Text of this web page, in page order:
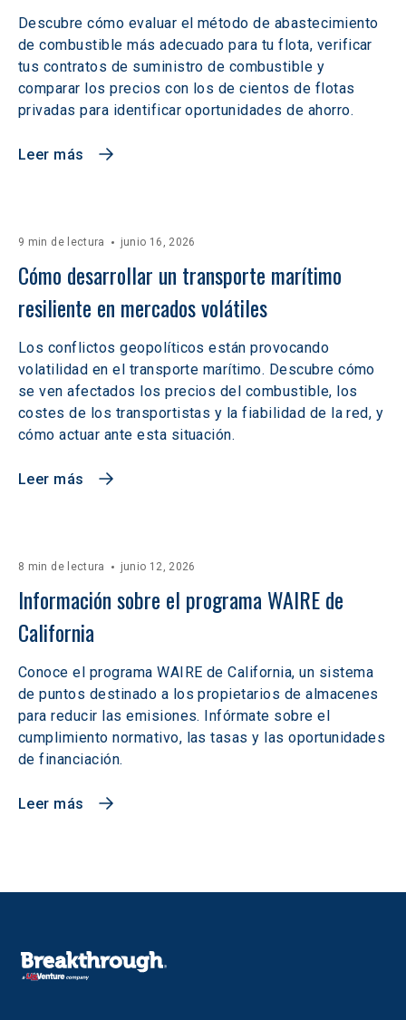
Descubre cómo evaluar el método de abastecimiento
de combustible más adecuado para tu flota, verificar
tus contratos de suministro de combustible y
comparar los precios con los de cientos de flotas
privadas para identificar oportunidades de ahorro.
Leer más
9 min de lectura junio 16, 2026
Cómo desarrollar un transporte marítimo
resiliente en mercados volátiles
Los conflictos geopolíticos están provocando
volatilidad en el transporte marítimo. Descubre cómo
se ven afectados los precios del combustible, los
costes de los transportistas y la fiabilidad de la red, y
cómo actuar ante esta situación.
Leer más
8 min de lectura junio 12, 2026
Información sobre el programa WAIRE de
California
Conoce el programa WAIRE de California, un sistema
de puntos destinado a los propietarios de almacenes
para reducir las emisiones. Infórmate sobre el
cumplimiento normativo, las tasas y las oportunidades
de financiación.
Leer más